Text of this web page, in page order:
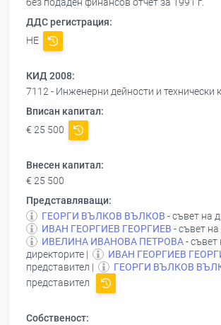
без подаден финансов отчет за 1991 г.
ДДС регистрация:
НЕ
КИД 2008:
7112 - Инженерни дейности и технически
Вписан капитал:
€ 25 500
Внесен капитал:
€ 25 500
Представляващи:
ГЕОРГИ ВЪЛКОВ ВЪЛКОВ - съвет на
ИВАН ГЕОРГИЕВ ГЕОРГИЕВ - съвет на
ИВЕЛИНА ИВАНОВА ПЕТРОВА- съвет
директорите |
ИВАН ГЕОРГИЕВ
представител |
ГЕОРГИ ВЪЛКОВ
представител
Собственост: